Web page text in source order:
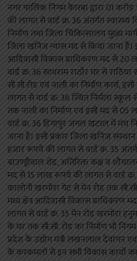
नगर पालिक निगम केारबा द्वारा 01
की लागत से वार्ड क्र. 36 अंतर्गत स्वास्थ्य
निर्माण तथा जिला चिकित्सालय मुख्य
जिला खनिज न्यास मद से किया जाना हैं।
आदिवासी विकास प्राधिकरण मद से
वार्ड क्र. 36 साधराम राठौर घर से
सी.सी.रोड एवं नाली का निर्माण कार्य,
लागत से वार्ड क्र. 36 स्थित निर्मला स्कूल
तक नाली का निर्माण एवं इसी मद से
वार्ड क्र. 36 डिंगापुर जंगल खटाल में मंच
जाना हैं। इसी प्रकार जिला खनिज
हजार रूपये की लागत से वार्ड क्र. 35
बाउण्ड्रीवाल शेड, अतिरिक्त कक्ष व
मद से 15 लाख रूपये की लागत से वार्ड क्र.
कालोनी खरमोरा गेट से मेन रोड तक
मध्य क्षेत्र आदिवासी विकास
लागत से वार्ड क्र. 35 मेन रोड खरमोरा
के घर तक सी.सी. रोड का निर्माण भी निगम
प्रदेश के उद्योग मंत्री लखनलाल देवांगन
के करकमलों से इन सभी विकास कार्यो